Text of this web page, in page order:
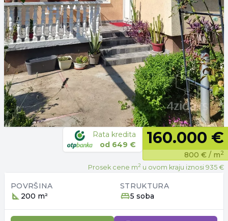
Rata kredita
od 649 € 160.000 €
800 € / m2
Prosek cene m2 u ovom kraju iznosi 935 €
POVRŠINA
200 m²
STRUKTURA
5 soba